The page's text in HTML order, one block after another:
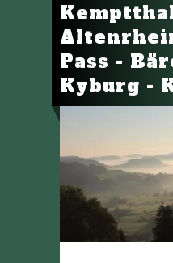
Pass -
Kyburg -